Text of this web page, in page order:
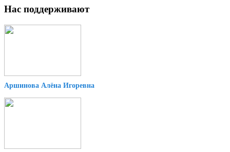
Нас поддерживают
Аршинова Алёна Игоревна